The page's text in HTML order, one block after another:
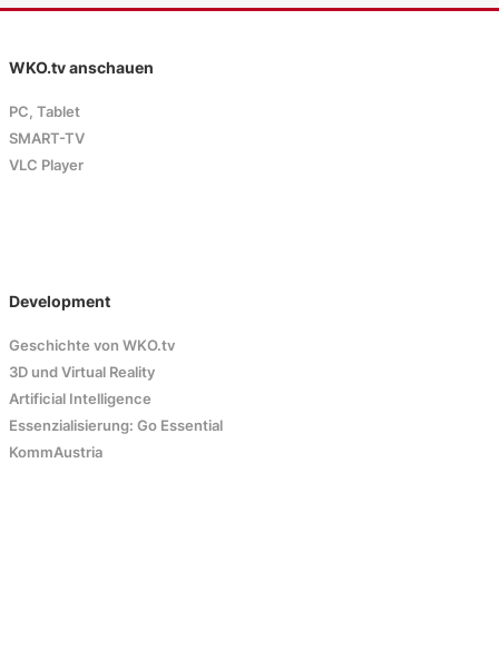
WKO.tv anschauen
PC, Tablet
SMART-TV
VLC Player
Development
Geschichte von WKO.tv
3D und Virtual Reality
Artificial Intelligence
Essenzialisierung: Go Essential
KommAustria